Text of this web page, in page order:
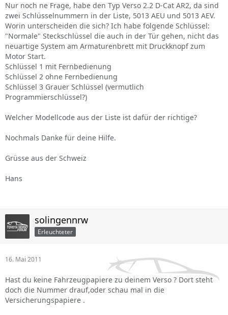
Nur noch ne Frage, habe den Typ Verso 2.2 D-Cat AR2, da sind
zwei Schlüsselnummern in der Liste, 5013 AEU und 5013 AEV.
Worin unterscheiden die sich? Ich habe folgende Schlüssel:
"Normale" Steckschlüssel die auch in der Tür gehen, nicht das
neuartige System am Armaturenbrett mit Druckknopf zum
Motor Start.
Schlüssel 1 mit Fernbedienung
Schlüssel 2 ohne Fernbedienung
Schlüssel 3 Grauer Schlüssel (vermutlich
Programmierschlüssel?)
Welcher Modellcode aus der Liste ist dafür der richtige?
Nochmals Danke für deine Hilfe.
Grüsse aus der Schweiz
Hans
solingennrw
Erleuchteter
16. Mai 2011
Hast du keine Fahrzeugpapiere zu deinem Verso ? Dort steht
doch die Nummer drauf,oder schau mal in die
Versicherungspapiere .